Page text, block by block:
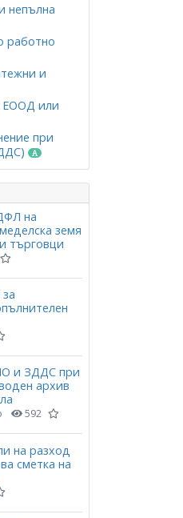
непълна
работно
и
ЕООД или
при
на
земя
търговци
и ЗДДС при
архив
592
на разход
сметка на